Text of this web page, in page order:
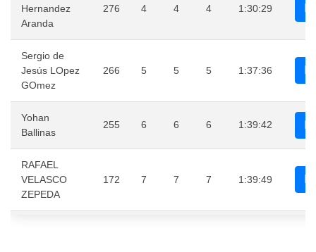
Hernandez
Aranda
276 4 4 4 1:30:29
Sergio de
Jesús LOpez
GOmez
266 5 5 5 1:37:36
Yohan
Ballinas
255 6 6 6 1:39:42
RAFAEL
VELASCO
ZEPEDA
172 7 7 7 1:39:49